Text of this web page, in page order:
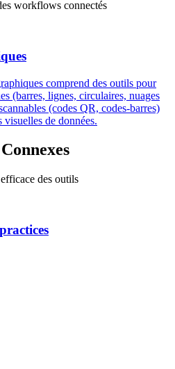
workflows connectés
comprend des outils pour
(barres, lignes, circulaires, nuages
(codes QR, codes-barres)
visuelles de données.
des outils